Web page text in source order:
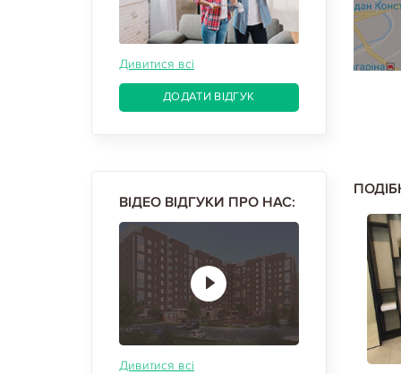
Дивитися всі
ДОДАТИ ВІДГУК
ВІДЕО ВІДГУКИ ПРО НАС:
Дивитися всі